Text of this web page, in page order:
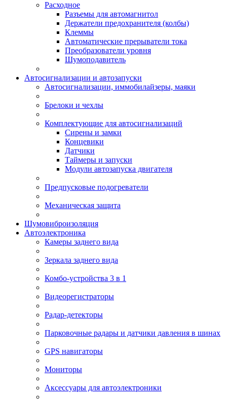
Расходное
Разъемы для автомагнитол
Держатели предохранителя (колбы)
Клеммы
Автоматические прерыватели тока
Преобразователи уровня
Шумоподавитель
Автосигнализации и автозапуски
Автосигнализации, иммобилайзеры, маяки
Брелоки и чехлы
Комплектующие для автосигнализаций
Сирены и замки
Концевики
Датчики
Таймеры и запуски
Модули автозапуска двигателя
Предпусковые подогреватели
Механическая защита
Шумовиброизоляция
Автоэлектроника
Камеры заднего вида
Зеркала заднего вида
Комбо-устройства 3 в 1
Видеорегистраторы
Радар-детекторы
Парковочные радары и датчики давления в шинах
GPS навигаторы
Мониторы
Аксессуары для автоэлектроники